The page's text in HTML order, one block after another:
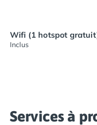
Wifi (1 hotspot
Inclus
Services à